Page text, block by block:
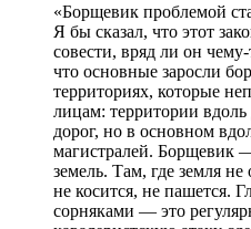
«Борщевик проблемой
Я бы сказал, что этот
совести, вряд ли он
что основные заросли
территориях, которые
лицам: территории
дорог, но в основном
магистралей. Борщевик
земель. Там, где земля не
не косится, не пашется.
сорняками — это